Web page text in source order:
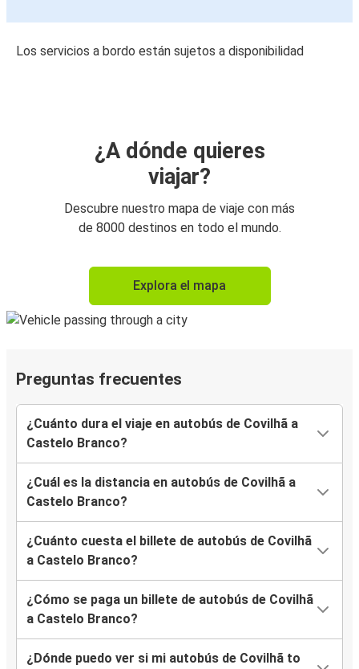
Los servicios a bordo están sujetos a disponibilidad
¿A dónde quieres
viajar?
Descubre nuestro mapa de viaje con más
de 8000 destinos en todo el mundo.
Explora el mapa
Preguntas frecuentes
¿Cuánto dura el viaje en autobús de Covilhã a
Castelo Branco?
¿Cuál es la distancia en autobús de Covilhã a
Castelo Branco?
¿Cuánto cuesta el billete de autobús de Covilhã
a Castelo Branco?
¿Cómo se paga un billete de autobús de Covilhã
a Castelo Branco?
¿Dónde puedo ver si mi autobús de Covilhã to